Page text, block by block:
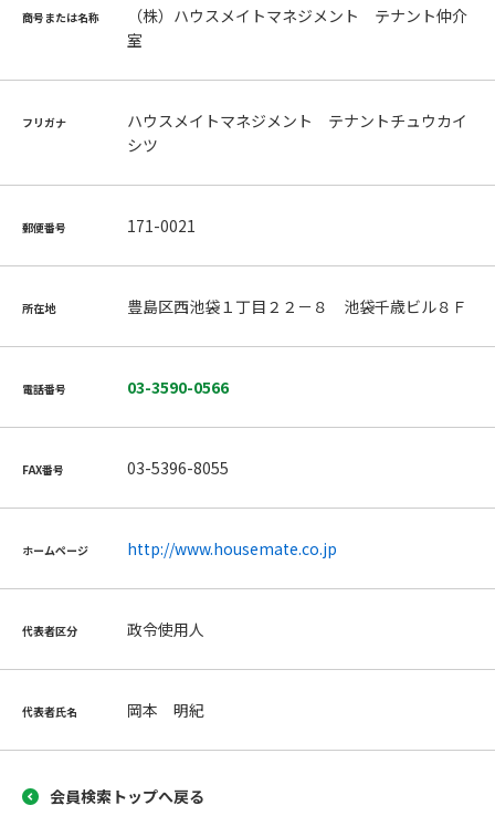
商号または名称
（株）ハウスメイトマネジメント テナント仲介
室
フリガナ
ハウスメイトマネジメント テナントチュウカイ
シツ
郵便番号 171-0021
所在地 豊島区西池袋１丁目２２－８ 池袋千歳ビル８Ｆ
電話番号 03-3590-0566
FAX番号 03-5396-8055
ホームページ http://www.housemate.co.jp
代表者区分 政令使用人
代表者氏名 岡本 明紀
会員検索トップへ戻る